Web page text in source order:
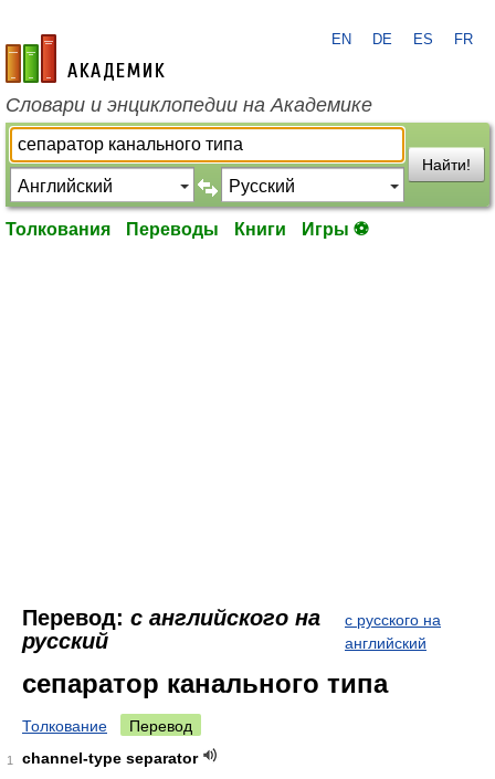
academic.ru
EN DE ES FR
Словари и энциклопедии на Академике
Найти!
Толкования Переводы Книги Игры ⚽
Перевод: с английского на
русский
с русского на
английский
сепаратор канального типа
Толкование Перевод
1
channel-type separator